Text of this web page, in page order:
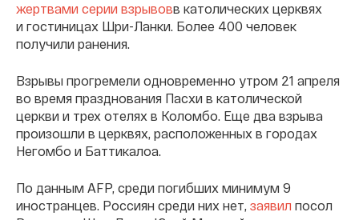
жертвами серии взрывовв католических церквях
и гостиницах Шри-Ланки. Более 400 человек
получили ранения.
Взрывы прогремели одновременно утром 21 апреля
во время празднования Пасхи в католической
церкви и трех отелях в Коломбо. Еще два взрыва
произошли в церквях, расположенных в городах
Негомбо и Баттикалоа.
По данным AFP, среди погибших минимум 9
иностранцев. Россиян среди них нет, заявил посол